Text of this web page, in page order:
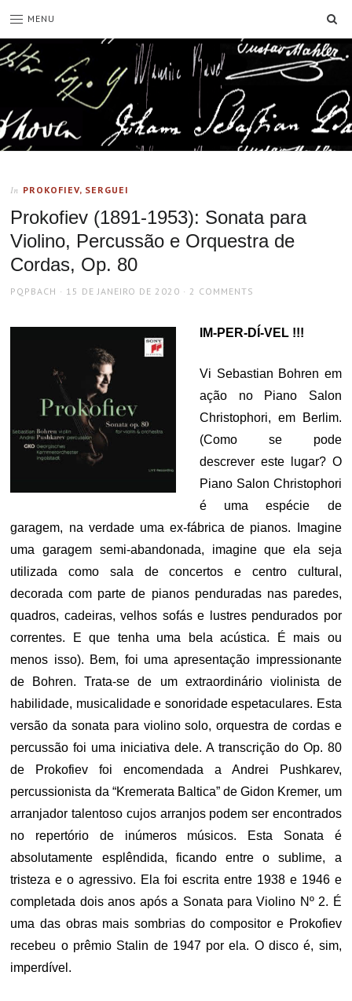
MENU
In PROKOFIEV, SERGUEI
Prokofiev (1891-1953): Sonata para
Violino, Percussão e Orquestra de
Cordas, Op. 80
AUTHOR
PQPBACH
POSTED
15 DE JANEIRO DE 2020 2 COMMENTS
IM-PER-DÍ-VEL !!!
Vi Sebastian Bohren em
ação no Piano Salon
Christophori, em Berlim.
(Como se pode
descrever este lugar? O
Piano Salon Christophori
é uma espécie de
garagem, na verdade uma ex-fábrica de pianos. Imagine
uma garagem semi-abandonada, imagine que ela seja
utilizada como sala de concertos e centro cultural,
decorada com parte de pianos penduradas nas paredes,
quadros, cadeiras, velhos sofás e lustres pendurados por
correntes. E que tenha uma bela acústica. É mais ou
menos isso). Bem, foi uma apresentação impressionante
de Bohren. Trata-se de um extraordinário violinista de
habilidade, musicalidade e sonoridade espetaculares. Esta
versão da sonata para violino solo, orquestra de cordas e
percussão foi uma iniciativa dele. A transcrição do Op. 80
de Prokofiev foi encomendada a Andrei Pushkarev,
percussionista da “Kremerata Baltica” de Gidon Kremer, um
arranjador talentoso cujos arranjos podem ser encontrados
no repertório de inúmeros músicos. Esta Sonata é
absolutamente esplêndida, ficando entre o sublime, a
tristeza e o agressivo. Ela foi escrita entre 1938 e 1946 e
completada dois anos após a Sonata para Violino Nº 2. É
uma das obras mais sombrias do compositor e Prokofiev
recebeu o prêmio Stalin de 1947 por ela. O disco é, sim,
imperdível.